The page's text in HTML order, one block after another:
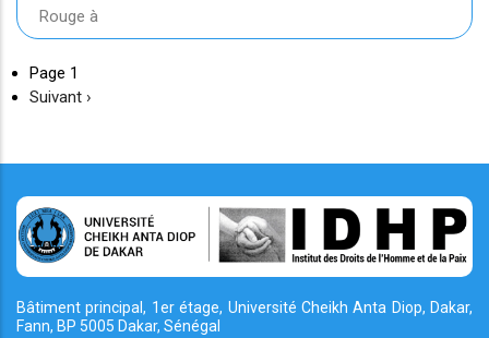
Rouge à
Page 1
Page
Suivant ›
Bâtiment principal, 1er étage, Université CheikhAnta Diop, Dakar,
Fann, BP 5005 Dakar, Sénégal